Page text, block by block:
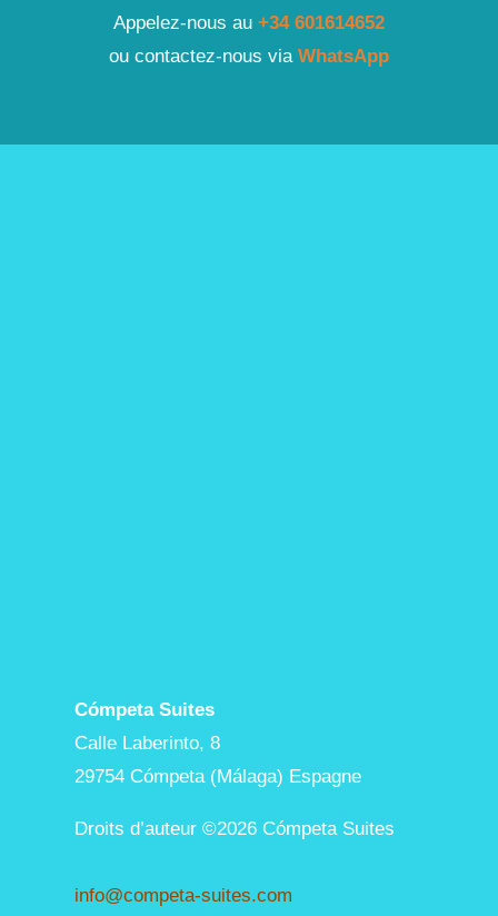
Appelez-nous au +34 601614652
ou contactez-nous via WhatsApp
Cómpeta Suites
Calle Laberinto, 8
29754 Cómpeta (Málaga) Espagne
Droits d’auteur ©2026 Cómpeta Suites
info@competa-suites.com